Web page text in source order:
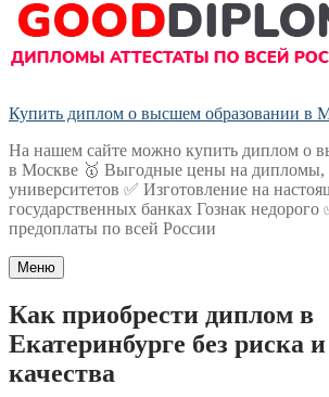
Купить диплом о высшем образовании в
На нашем сайте можно купить диплом о
в Москве 🥇 Выгодные цены на дипломы,
университетов ✅ Изготовление на
государственных банках Гознак недорого
предоплаты по всей России
Меню
Как приобрести диплом в
Екатеринбурге без риска
качества